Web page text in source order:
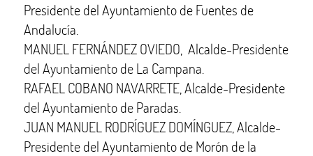
Presidente del Ayuntamiento de Fuentes de
Andalucía.
MANUEL FERNÁNDEZ OVIEDO, Alcalde-Presidente
del Ayuntamiento de La Campana.
RAFAEL COBANO NAVARRETE, Alcalde-Presidente
del Ayuntamiento de Paradas.
JUAN MANUEL RODRÍGUEZ DOMÍNGUEZ, Alcalde-
Presidente del Ayuntamiento de Morón de la